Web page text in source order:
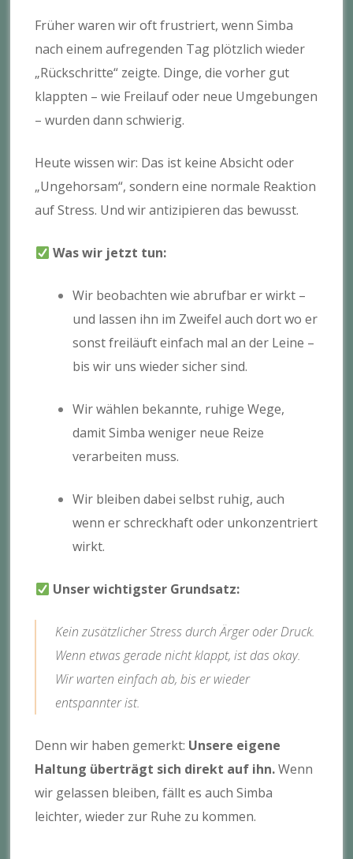
Früher waren wir oft frustriert, wenn Simba
nach einem aufregenden Tag plötzlich wieder
„Rückschritte“ zeigte. Dinge, die vorher gut
klappten – wie Freilauf oder neue Umgebungen
– wurden dann schwierig.
Heute wissen wir: Das ist keine Absicht oder
„Ungehorsam“, sondern eine normale Reaktion
auf Stress. Und wir antizipieren das bewusst.
Was wir jetzt tun:
Wir beobachten wie abrufbar er wirkt –
und lassen ihn im Zweifel auch dort wo er
sonst freiläuft einfach mal an der Leine –
bis wir uns wieder sicher sind.
Wir wählen bekannte, ruhige Wege,
damit Simba weniger neue Reize
verarbeiten muss.
Wir bleiben dabei selbst ruhig, auch
wenn er schreckhaft oder unkonzentriert
wirkt.
Unser wichtigster Grundsatz:
Kein zusätzlicher Stress durch Ärger oder Druck.
Wenn etwas gerade nicht klappt, ist das okay.
Wir warten einfach ab, bis er wieder
entspannter ist.
Denn wir haben gemerkt: Unsere eigene
Haltung überträgt sich direkt auf ihn.Wenn
wir gelassen bleiben, fällt es auch Simba
leichter, wieder zur Ruhe zu kommen.